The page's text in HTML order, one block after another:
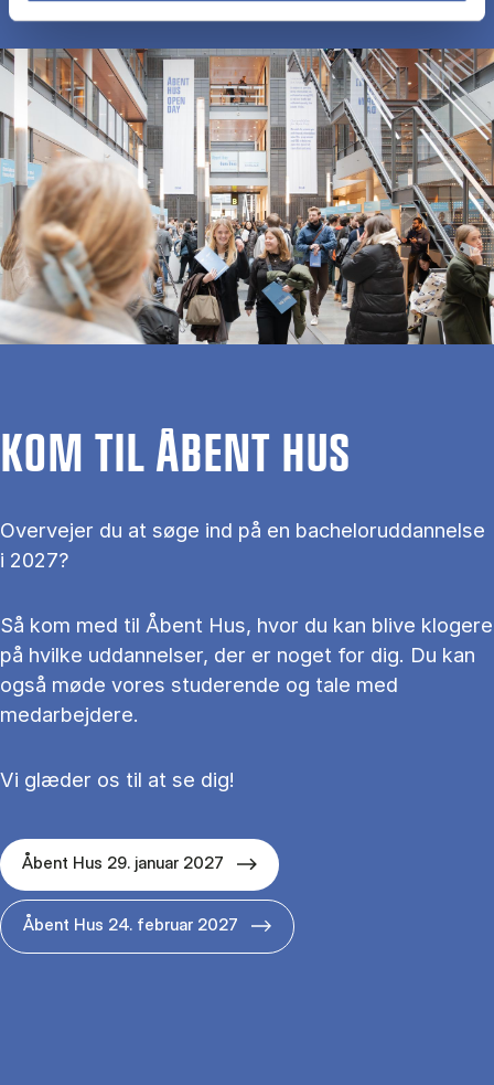
KOM TIL ÅBENT HUS
Overvejer du at søge ind på en bacheloruddannelse
i 2027?
Så kom med til Åbent Hus, hvor du kan blive klogere
på hvilke uddannelser, der er noget for dig. Du kan
også møde vores studerende og tale med
medarbejdere.
Vi glæder os til at se dig!
Åbent Hus 29. januar 2027
Åbent Hus 24. februar 2027